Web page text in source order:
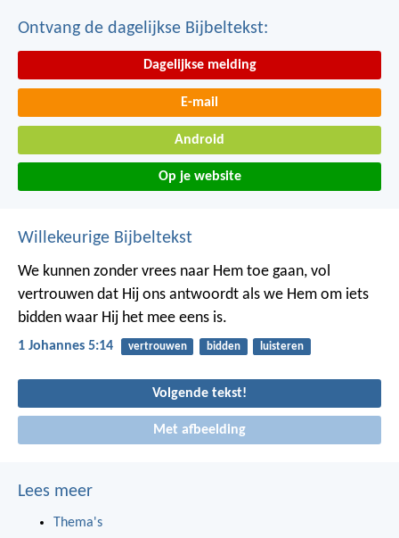
Ontvang de dagelijkse Bijbeltekst:
Dagelijkse melding
E-mail
Android
Op je website
Willekeurige Bijbeltekst
We kunnen zonder vrees naar Hem toe gaan, vol
vertrouwen dat Hij ons antwoordt als we Hem om iets
bidden waar Hij het mee eens is.
1 Johannes 5:14 vertrouwen bidden luisteren
Volgende tekst!
Met afbeelding
Lees meer
Thema's